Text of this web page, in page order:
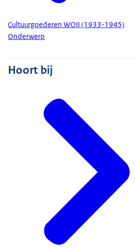
Cultuurgoederen WOII (1933-1945)
Onderwerp
Hoort bij